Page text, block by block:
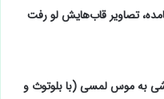
به موس لمسی (با بلوتوث و